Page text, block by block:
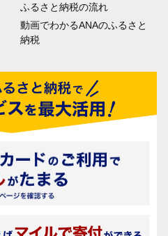
ふるさと納税の流れ
動画でわかるANAのふるさと
納税